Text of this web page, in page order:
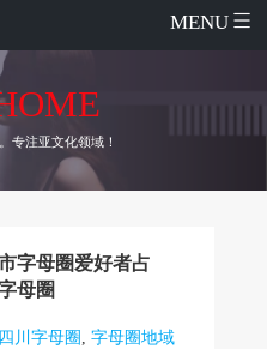
MENU
专注亚文化领域！
字母圈爱好者占
母圈
四川字母圈 ,字母圈地域